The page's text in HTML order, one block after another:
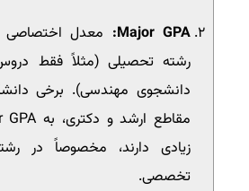
Major GPA:
معدل اختصاصی
رشته تحصیلی (مثلاً فقط
دانشجوی مهندسی). برخی
زیادی دارند، مخصوصاً در
تخصصی.